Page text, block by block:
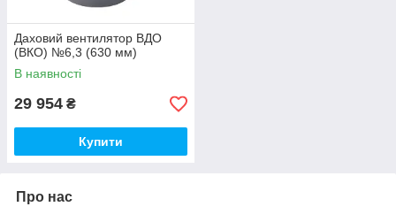
Даховий вентилятор ВДО
(ВКО) №6,3 (630 мм)
В наявності
29 954 ₴
Купити
Про нас